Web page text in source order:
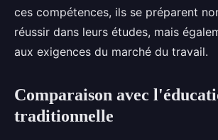
ces compétences, ils se préparent
réussir dans leurs études, mais
aux exigences du marché du travail.
Comparaison avec
traditionnelle